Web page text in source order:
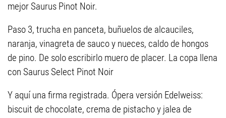
mejor Saurus Pinot Noir.
Paso 3, trucha en panceta, buñuelos de alcauciles,
naranja, vinagreta de sauco y nueces, caldo de hongos
de pino. De solo escribirlo muero de placer. La copa llena
con Saurus Select Pinot Noir
Y aquí una firma registrada. Ópera versión Edelweiss:
biscuit de chocolate, crema de pistacho y jalea de